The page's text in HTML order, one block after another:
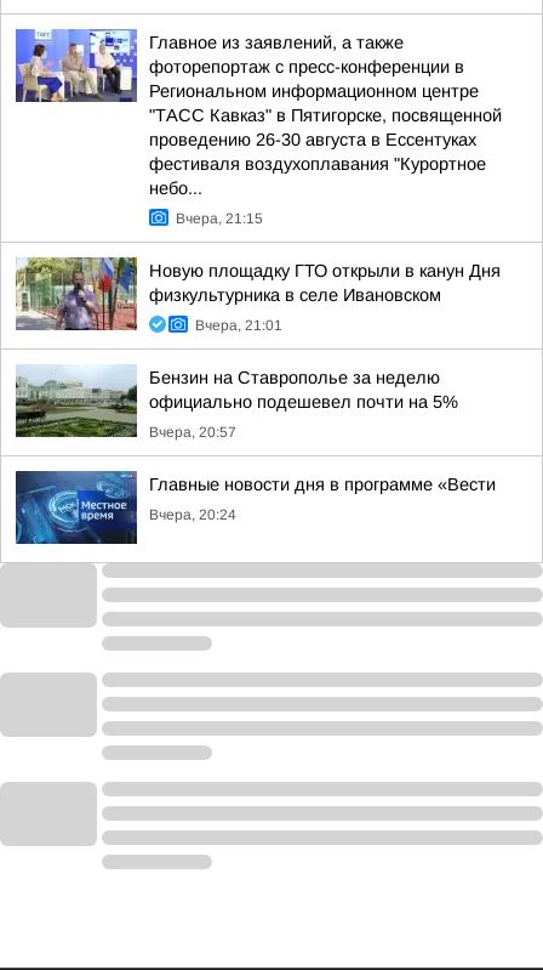
Главное из заявлений, а также
фоторепортаж с пресс-конференции в
Региональном информационном центре
"ТАСС Кавказ" в Пятигорске, посвященной
проведению 26-30 августа в Ессентуках
фестиваля воздухоплавания "Курортное
небо...
Вчера, 21:15
Новую площадку ГТО открыли в канун Дня
физкультурника в селе Ивановском
Вчера, 21:01
Бензин на Ставрополье за неделю
официально подешевел почти на 5%
Вчера, 20:57
Главные новости дня в программе «Вести
Вчера, 20:24